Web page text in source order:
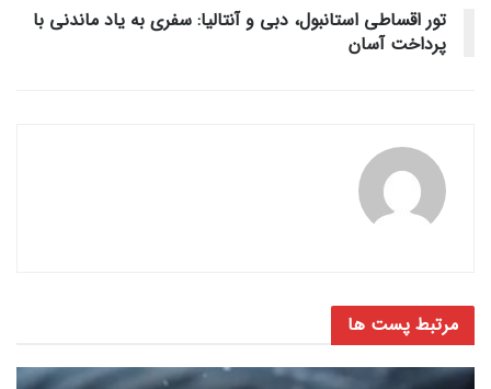
تور اقساطی استانبول، دبی و آنتالیا: سفری به یاد ماندنی با
پرداخت آسان
مرتبط پست ها